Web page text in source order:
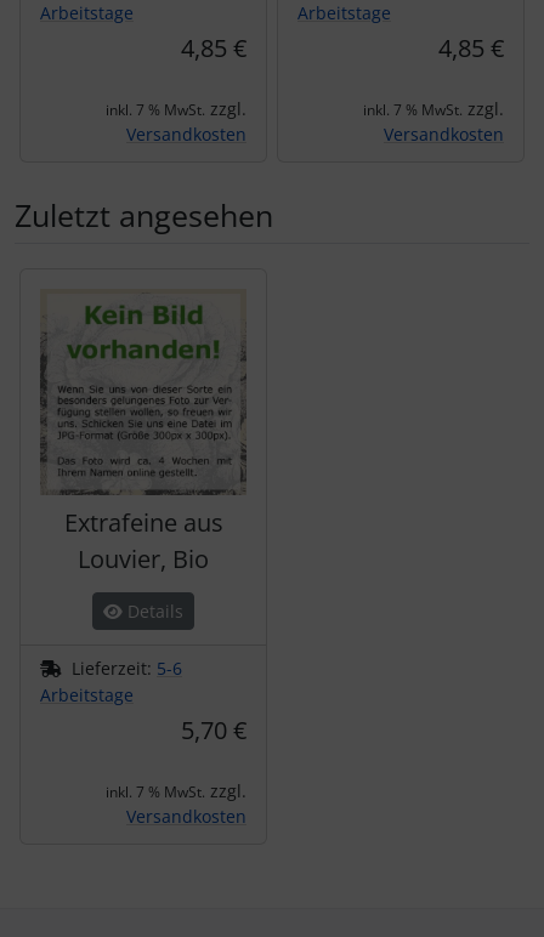
Arbeitstage
4,85 €
inkl. 7 % MwSt. zzgl.
Versandkosten
Arbeitstage
4,85 €
inkl. 7 % MwSt. zzgl.
Versandkosten
Zuletzt angesehen
Extrafeine aus
Louvier, Bio
Details
Lieferzeit: 5-6
Arbeitstage
5,70 €
inkl. 7 % MwSt. zzgl.
Versandkosten